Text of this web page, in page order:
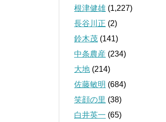
根津健雄 (1,227)
長谷川正 (2)
鈴木茂 (141)
中条農産 (234)
大地 (214)
佐藤敏明 (684)
笑顔の里 (38)
白井英一 (65)